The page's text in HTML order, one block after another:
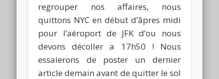
regrouper nos affaires, nous
quittons NYC en début d’âpres midi
pour l’aéroport de JFK d’ou nous
devons décoller a 17h50 ! Nous
essaierons de poster un dernier
article demain avant de quitter le sol